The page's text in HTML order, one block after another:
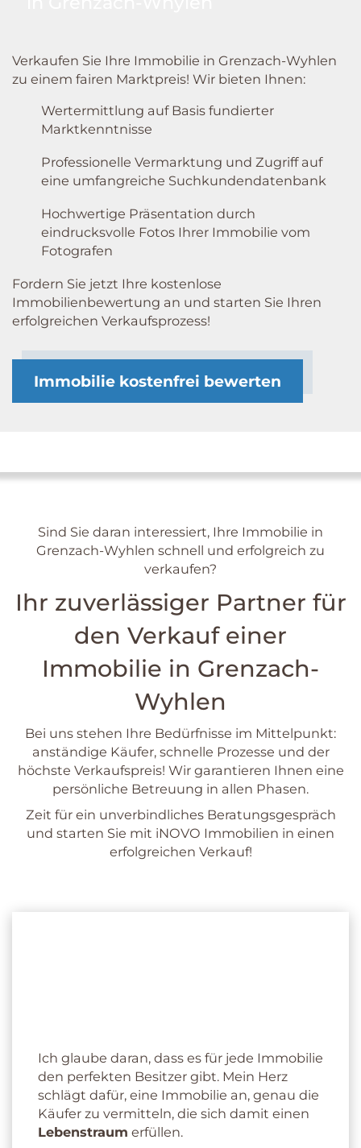
Verkaufen Sie Ihre Immobilie in Grenzach-Wyhlen
zu einem fairen Marktpreis! Wir bieten Ihnen:
Wertermittlung auf Basis fundierter
Marktkenntnisse
Professionelle Vermarktung und Zugriff auf
eine umfangreiche Suchkundendatenbank
Hochwertige Präsentation durch
eindrucksvolle Fotos Ihrer Immobilie vom
Fotografen
Fordern Sie jetzt Ihre kostenlose
Immobilienbewertung an und starten Sie Ihren
erfolgreichen Verkaufsprozess!
Immobilie kostenfrei bewerten
Sind Sie daran interessiert, Ihre Immobilie in
Grenzach-Wyhlen schnell und erfolgreich zu
verkaufen?
Ihr zuverlässiger Partner für
den Verkauf einer
Immobilie in Grenzach-
Wyhlen
Bei uns stehen Ihre Bedürfnisse im Mittelpunkt:
anständige Käufer, schnelle Prozesse und der
höchste Verkaufspreis! Wir garantieren Ihnen eine
persönliche Betreuung in allen Phasen.
Zeit für ein unverbindliches Beratungsgespräch
und starten Sie mit iNOVO Immobilien in einen
erfolgreichen Verkauf!
Ich glaube daran, dass es für jede Immobilie
den perfekten Besitzer gibt. Mein Herz
schlägt dafür, eine Immobilie an, genau die
Käufer zu vermitteln, die sich damit einen
Lebenstraum erfüllen.